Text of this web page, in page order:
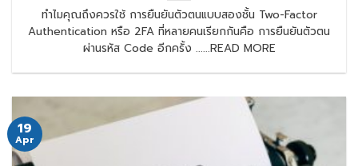
ทำไมคุณถึงควรใช้ การยืนยันตัวตนแบบสองชั้น Two-Factor
Authentication หรือ 2FA ที่หลายคนเรียกกันคือ การยืนยันตัวตน
ผ่านรหัส Code อีกครั้ง ......READ MORE
19
Apr